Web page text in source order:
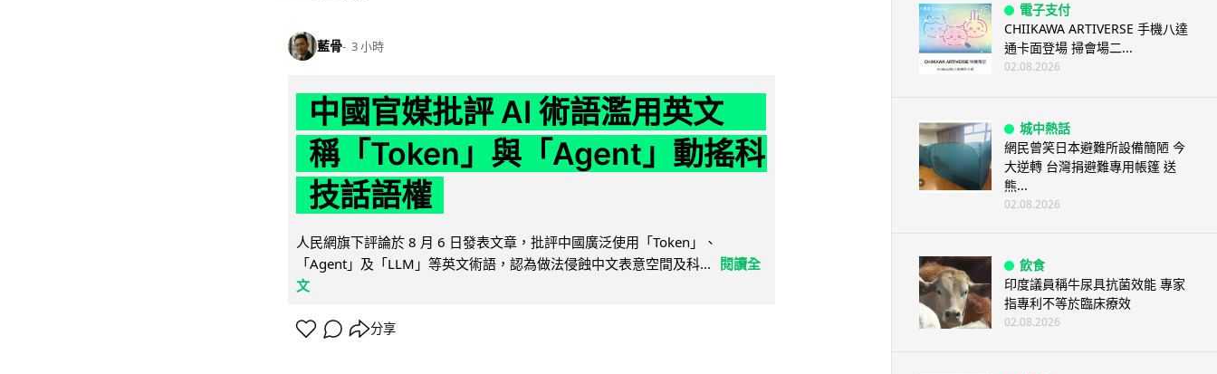
藍骨 3 小時
中國官媒批評 AI 術語濫用英文
稱「Token」與「Agent」動搖科
技話語權
人民網旗下評論於 8 月 6 日發表文章，批評中國廣泛使用「Token」、
「Agent」及「LLM」等英文術語，認為做法侵蝕中文表意空間及科... 閱讀全
文
分享
電子支付
CHIIKAWA ARTIVERSE 手機八達
通卡面登場 掃會場二...
02.08.2026
城中熱話
網民曾笑日本避難所設備簡陋 今
大逆轉 台灣捐避難專用帳篷 送
熊...
02.08.2026
飲食
印度議員稱牛尿具抗菌效能 專家
指專利不等於臨床療效
02.08.2026